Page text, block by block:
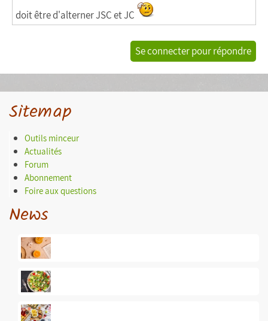
doit être d'alterner JSC et JC
Se connecter pour répondre
Sitemap
Outils minceur
Actualités
Forum
Abonnement
Foire aux questions
News